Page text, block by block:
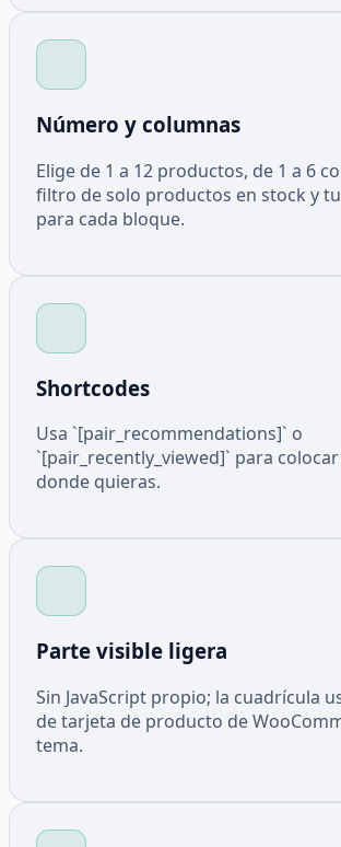
Número y columnas
Elige de 1 a 12 productos, de 1 a 6
filtro de solo productos en stock y
para cada bloque.
Shortcodes
Usa `[pair_recommendations]` o
`[pair_recently_viewed]` para
donde quieras.
Parte visible ligera
Sin JavaScript propio; la cuadrícula
de tarjeta de producto de
tema.